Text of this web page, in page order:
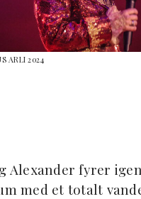
ARLI 2024
Alexander fyrer
med et totalt